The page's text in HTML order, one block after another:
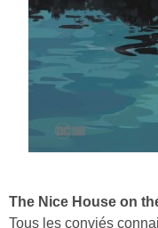
The Nice House on
Tous les conviés